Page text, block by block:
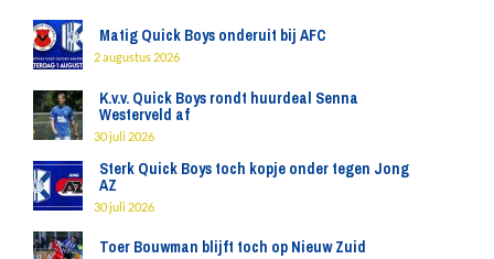
Matig Quick Boys onderuit bij AFC
2 augustus 2026
K.v.v. Quick Boys rondt huurdeal Senna
Westerveld af
30 juli 2026
Sterk Quick Boys toch kopje onder tegen Jong
AZ
30 juli 2026
Toer Bouwman blijft toch op Nieuw Zuid